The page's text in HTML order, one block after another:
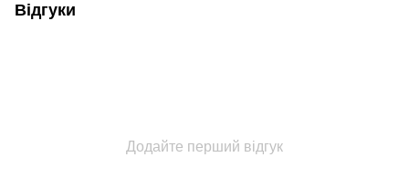
Відгуки
Додайте перший відгук